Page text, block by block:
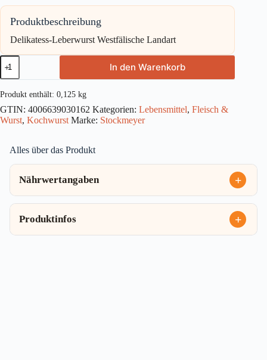
Produktbeschreibung
Delikatess-Leberwurst Westfälische Landart
Stockmeyer
Delikatess
Leberwurst
125g
Menge
In den Warenkorb
Produkt enthält: 0,125 kg
GTIN: 4006639030162 Kategorien: Lebensmittel, Fleisch &
Wurst, Kochwurst Marke: Stockmeyer
Alles über das Produkt
Nährwertangaben
Produktinfos